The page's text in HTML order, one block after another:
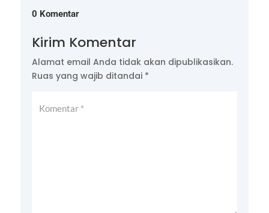
0 Komentar
Kirim Komentar
Alamat email Anda tidak akan dipublikasikan.
Ruas yang wajib ditandai *